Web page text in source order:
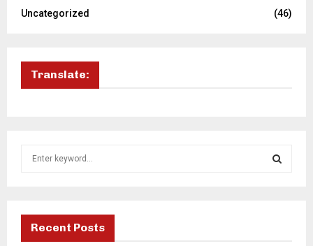
Uncategorized
(46)
Translate:
f
Recent Posts